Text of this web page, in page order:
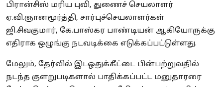
பிரான்சிஸ் மரிய புவி, துணைச் செயலாளர்
ஏ.வி.ஞானமூர்த்தி, சார்புச்செயலாளர்கள்
ஜி.சிவகுமார், கே.பாஸ்கர பாண்டியன் ஆகியோருக்கு
எதிராக ஒழுங்கு நடவடிக்கை எடுக்கப்பட்டுள்ளது.
மேலும், தேர்வில் இடஒதுக்கீட்டை பின்பற்றுவதில்
நடந்த குளறுபடிகளால் பாதிக்கப்பட்ட மனுதாரரை